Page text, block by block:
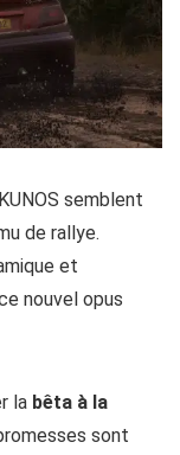
semblent
de rallye.
et
nouvel opus
la bêta à la
sont